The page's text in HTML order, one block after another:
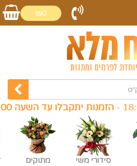
₪0
הזמנות יתקבלו עד השעה 16:00 ,
סידורי משי מתוקים